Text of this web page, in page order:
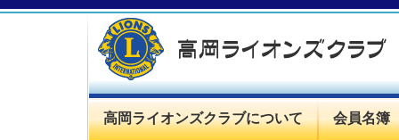
高岡ライオンズクラブについて 会員名簿